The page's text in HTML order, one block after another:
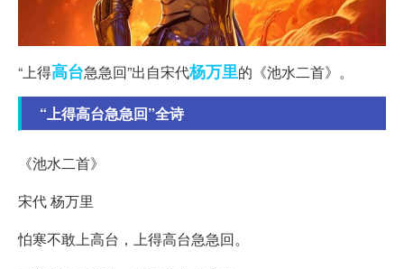
“上得高台急急回”出自宋代杨万里的《池水二首》。
“上得高台急急回”全诗
《池水二首》
宋代 杨万里
怕寒不敢上高台，上得高台急急回。